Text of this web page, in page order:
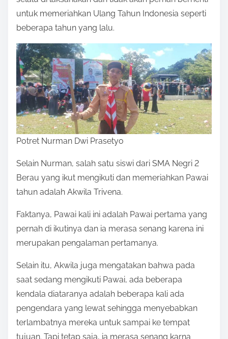
untuk memeriahkan Ulang Tahun Indonesia seperti
beberapa tahun yang lalu.
Potret Nurman Dwi Prasetyo
Selain Nurman, salah satu siswi dari SMA Negri 2
Berau yang ikut mengikuti dan memeriahkan Pawai
tahun adalah Akwila Trivena.
Faktanya, Pawai kali ini adalah Pawai pertama yang
pernah di ikutinya dan ia merasa senang karena ini
merupakan pengalaman pertamanya.
Selain itu, Akwila juga mengatakan bahwa pada
saat sedang mengikuti Pawai, ada beberapa
kendala diataranya adalah beberapa kali ada
pengendara yang lewat sehingga menyebabkan
terlambatnya mereka untuk sampai ke tempat
tujuan. Tapi tetap saja, ia merasa senang karna